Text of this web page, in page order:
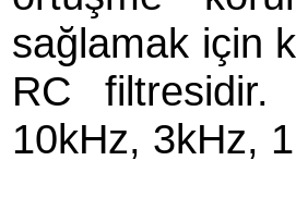
sağlamak için
RC
10kHz, 3kHz,